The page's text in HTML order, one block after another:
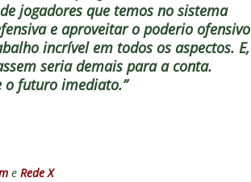
jogadores que temos no sistema
e aproveitar o poderio ofensivo
incrível em todos os aspectos. E,
seria demais para a conta.
o futuro imediato.”
e Rede X